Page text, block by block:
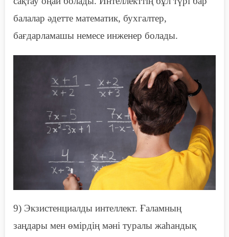
балалар әдетте математик, бухгалтер,
бағдарламашы немесе инженер болады.
9) Экзистенциалды интеллект. Ғаламның
заңдары мен өмірдің мәні туралы жаһандық